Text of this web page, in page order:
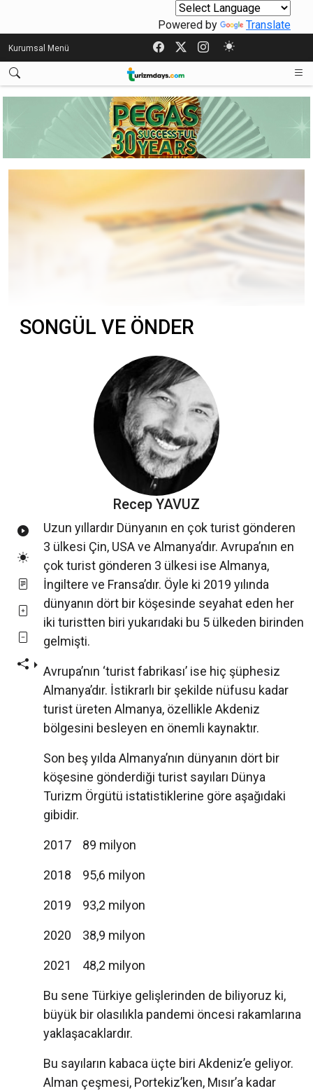
Powered by Translate
Kurumsal Menü
SONGÜL VE ÖNDER
Recep YAVUZ
Uzun yıllardır Dünyanın en çok turist gönderen
3 ülkesi Çin, USA ve Almanya’dır. Avrupa’nın en
çok turist gönderen 3 ülkesi ise Almanya,
İngiltere ve Fransa’dır. Öyle ki 2019 yılında
dünyanın dört bir köşesinde seyahat eden her
iki turistten biri yukarıdaki bu 5 ülkeden birinden
gelmişti.
Avrupa’nın ‘turist fabrikası’ ise hiç şüphesiz
Almanya’dır. İstikrarlı bir şekilde nüfusu kadar
turist üreten Almanya, özellikle Akdeniz
bölgesini besleyen en önemli kaynaktır.
Son beş yılda Almanya’nın dünyanın dört bir
köşesine gönderdiği turist sayıları Dünya
Turizm Örgütü istatistiklerine göre aşağıdaki
gibidir.
2017 89 milyon
2018 95,6 milyon
2019 93,2 milyon
2020 38,9 milyon
2021 48,2 milyon
Bu sene Türkiye gelişlerinden de biliyoruz ki,
büyük bir olasılıkla pandemi öncesi rakamlarına
yaklaşacaklardır.
Bu sayıların kabaca üçte biri Akdeniz’e geliyor.
Alman çeşmesi, Portekiz’ken, Mısır’a kadar